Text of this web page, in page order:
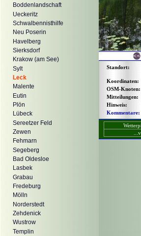
Boddenlandschaft
Ueckeritz
Schwalbennisthilfe
Neu Poserin
Havelberg
Sierksdorf
Krakow (am See)
Sylt
Leck
Malente
Eutin
Plön
Lübeck
Sereetzer Feld
Zewen
Fehmarn
Segeberg
Bad Oldesloe
Lasbek
Grabau
Fredeburg
Mölln
Norderstedt
Zehdenick
Wustrow
Templin
Standort:
Koordinaten:
OSM-Knoten:
Mitteilungen:
Hinweis:
Kommentare: